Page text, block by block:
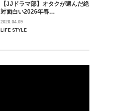
【JJドラマ部】オタクが選んだ絶
対面白い2026年春…
2026.04.09
LIFE STYLE